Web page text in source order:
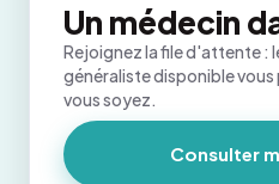
Un médecin
Rejoignez la file d'attente :
généraliste disponible vous
vous soyez.
Consulter